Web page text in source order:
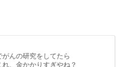
がんの研究をしてたら
れ、金かかりすぎやね？